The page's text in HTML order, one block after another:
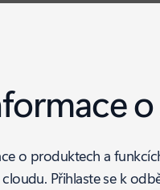
o produktech a
Přihlaste se k